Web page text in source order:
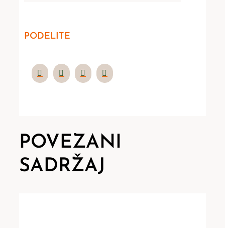
PODELITE
POVEZANI
SADRŽAJ